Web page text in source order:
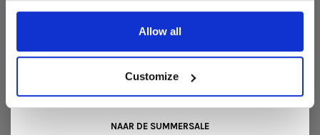
Allow all
Customize
designmeubel geheel naar wens samen te stellen, met de
mag verwachten.
Kom langs in onze showroom, doe inspiratie op en ontdek de
mooiste aanbiedingen tijdens de
Summer Sale van Snip
. De koffie of thee staat voor je klaar!
NAAR DE SUMMERSALE